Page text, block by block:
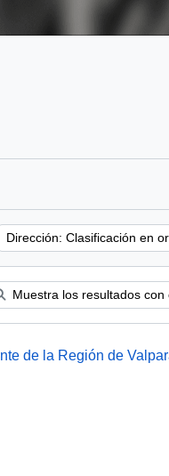
Dirección: Clasificación en
Muestra los resultados con
de la Región de